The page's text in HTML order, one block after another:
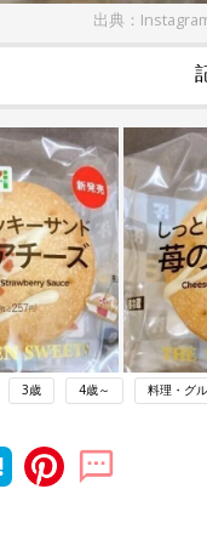
出典：
3歳 4歳～ 料理・グ